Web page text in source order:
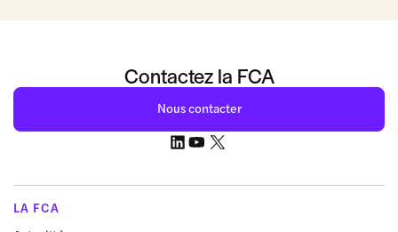
Contactez la FCA
Nous contacter
LA FCA